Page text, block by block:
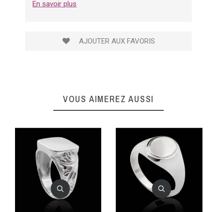
En savoir plus
AJOUTER AUX FAVORIS
VOUS AIMEREZ AUSSI